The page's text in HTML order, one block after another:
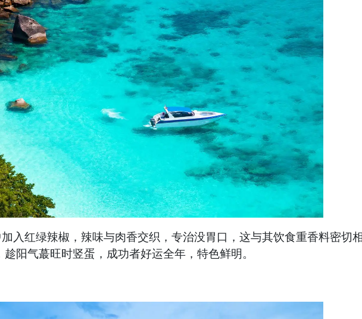
入红绿辣椒，辣味与肉香交织，专治没胃口，这与其饮食重香料密切
阳气蕞旺时竖蛋，成功者好运全年，特色鲜明。